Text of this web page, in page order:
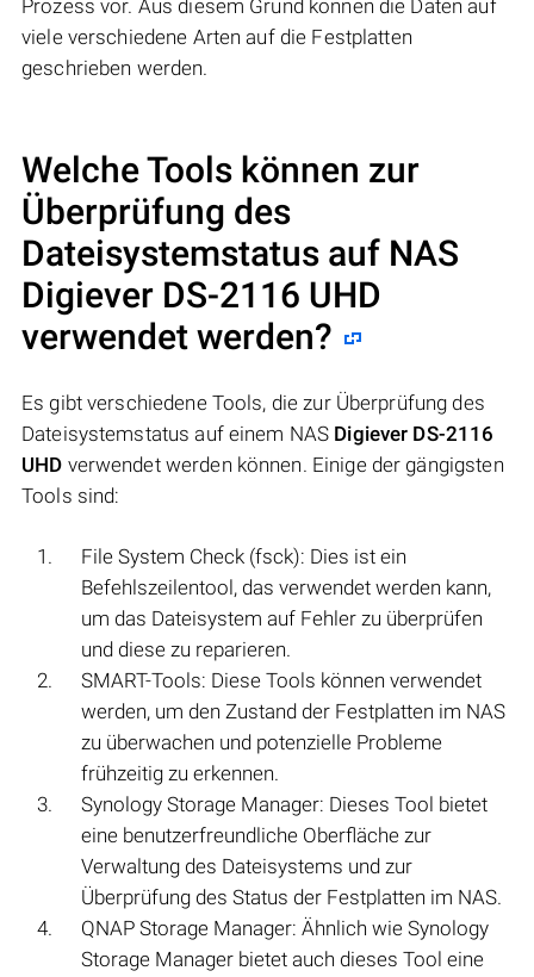
Prozess vor. Aus diesem Grund können die Daten auf
viele verschiedene Arten auf die Festplatten
geschrieben werden.
Welche Tools können zur
Überprüfung des
Dateisystemstatus auf NAS
Digiever DS-2116 UHD
verwendet werden?
Es gibt verschiedene Tools, die zur Überprüfung des
Dateisystemstatus auf einem NAS Digiever DS-2116
UHD verwendet werden können. Einige der gängigsten
Tools sind:
File System Check (fsck): Dies ist ein
Befehlszeilentool, das verwendet werden kann,
um das Dateisystem auf Fehler zu überprüfen
und diese zu reparieren.
SMART-Tools: Diese Tools können verwendet
werden, um den Zustand der Festplatten im NAS
zu überwachen und potenzielle Probleme
frühzeitig zu erkennen.
Synology Storage Manager: Dieses Tool bietet
eine benutzerfreundliche Oberfläche zur
Verwaltung des Dateisystems und zur
Überprüfung des Status der Festplatten im NAS.
QNAP Storage Manager: Ähnlich wie Synology
Storage Manager bietet auch dieses Tool eine